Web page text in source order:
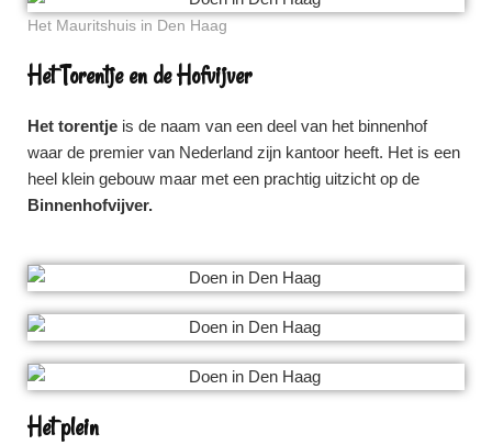
Het Mauritshuis in Den Haag
Het Torentje en de Hofvijver
Het torentje is de naam van een deel van het binnenhof
waar de premier van Nederland zijn kantoor heeft. Het is een
heel klein gebouw maar met een prachtig uitzicht op de
Binnenhofvijver.
Het plein